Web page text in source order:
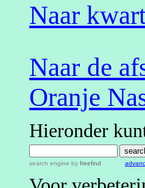
Naar
Naar de
Oranje
Hieronder
search engine by freefind